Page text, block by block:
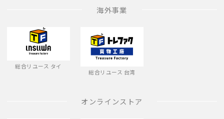
海外事業
総合リユース タイ
総合リユース 台湾
オンラインストア